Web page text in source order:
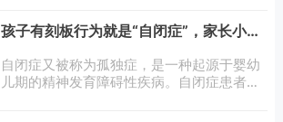
想长高也来不及了。矮小症有明确
孩子有刻板行为就是“自闭症”，家长小心
自闭症又被称为孤独症，是一种起源于婴幼
儿期的精神发育障碍性疾病。自闭症患者自